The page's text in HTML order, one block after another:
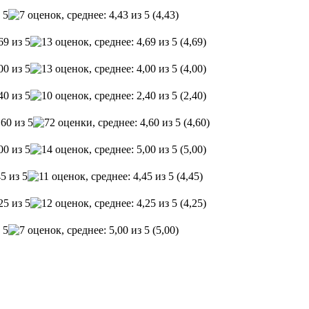
(4,43)
(4,69)
(4,00)
(2,40)
(4,60)
(5,00)
(4,45)
(4,25)
(5,00)